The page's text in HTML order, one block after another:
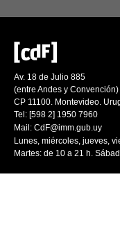
Av. 18 de Julio 885
(entre Andes y Convención)
CP 11100. Montevideo.
Tel: [598 2] 1950 7960
Mail: CdF@imm.gub.uy
Lunes, miércoles, jueves,
Martes: de 10 a 21 h.